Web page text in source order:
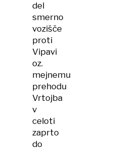
del
smerno
vozišče
proti
Vipavi
oz.
mejnemu
prehodu
Vrtojba
v
celoti
zaprto
do